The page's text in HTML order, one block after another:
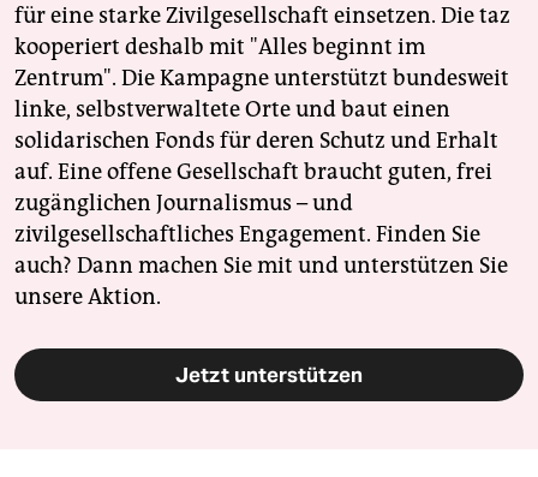
für eine starke Zivilgesellschaft einsetzen. Die taz
kooperiert deshalb mit "Alles beginnt im
Zentrum". Die Kampagne unterstützt bundesweit
linke, selbstverwaltete Orte und baut einen
solidarischen Fonds für deren Schutz und Erhalt
auf. Eine offene Gesellschaft braucht guten, frei
zugänglichen Journalismus – und
zivilgesellschaftliches Engagement. Finden Sie
auch? Dann machen Sie mit und unterstützen Sie
unsere Aktion.
Jetzt unterstützen